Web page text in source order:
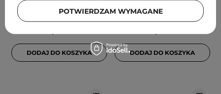
DODAJ DO KOSZYKA DODAJ DO KOSZYKA
POTWIERDZAM WYMAGANE